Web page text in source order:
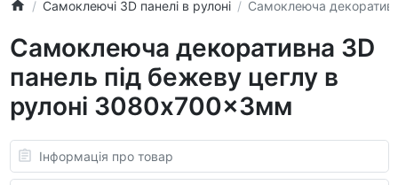
Самоклеючі 3D панелі в рулоні Самоклеюча
Самоклеюча декоративна 3D
панель під бежеву цеглу в
рулоні 3080x700x3мм
Інформація про товар